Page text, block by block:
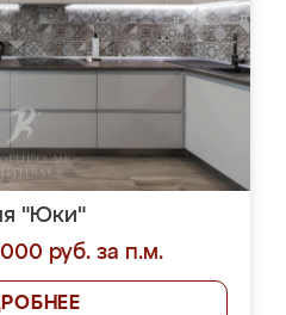
"Юки"
руб. за п.м.